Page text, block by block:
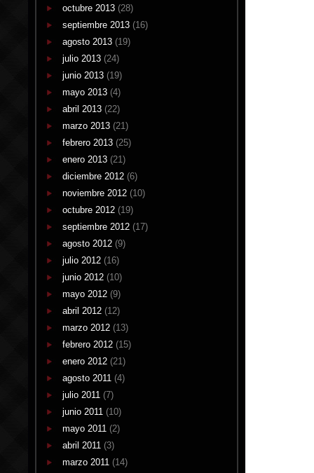
octubre 2013 (28)
septiembre 2013 (16)
agosto 2013 (19)
julio 2013 (24)
junio 2013 (19)
mayo 2013 (4)
abril 2013 (22)
marzo 2013 (21)
febrero 2013 (25)
enero 2013 (21)
diciembre 2012 (6)
noviembre 2012 (10)
octubre 2012 (19)
septiembre 2012 (17)
agosto 2012 (9)
julio 2012 (16)
junio 2012 (10)
mayo 2012 (9)
abril 2012 (12)
marzo 2012 (13)
febrero 2012 (15)
enero 2012 (21)
agosto 2011 (4)
julio 2011 (7)
junio 2011 (10)
mayo 2011 (2)
abril 2011 (3)
marzo 2011 (14)